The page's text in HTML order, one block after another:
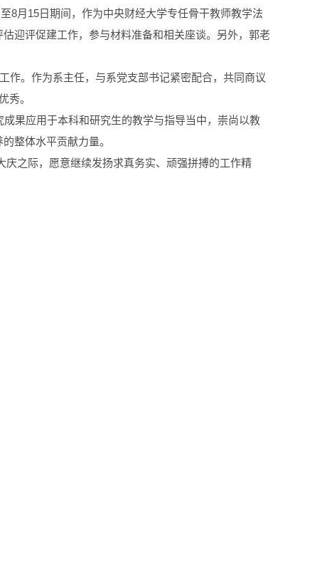
8月15日期间，作为中央财经大学专任骨干教师教学法
迎评促建工作，参与材料准备和相关座谈。另外，郭老
作。作为系主任，与系党支部书记紧密配合，共同商议
秀。
果应用于本科和研究生的教学与指导当中，崇尚以教
整体水平贡献力量。
之际，愿意继续发扬求真务实、顽强拼搏的工作精